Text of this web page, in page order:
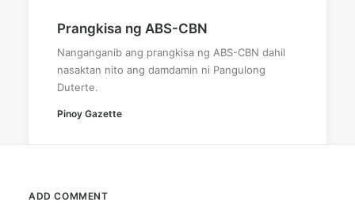
Prangkisa ng ABS-CBN
Nanganganib ang prangkisa ng ABS-CBN dahil
nasaktan nito ang damdamin ni Pangulong
Duterte.
Pinoy Gazette
ADD COMMENT